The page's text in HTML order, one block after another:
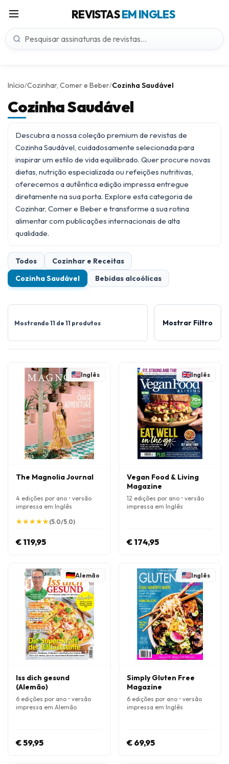
REVISTASEM INGLES
Início/Cozinhar, Comer e Beber/Cozinha Saudável
Cozinha Saudável
Descubra a nossa coleção premium de revistas de
Cozinha Saudável, cuidadosamente selecionada para
inspirar um estilo de vida equilibrado. Quer procure novas
dietas, nutrição especializada ou refeições nutritivas,
oferecemos a autêntica edição impressa entregue
diretamente na sua porta. Explore esta categoria de
Cozinhar, Comer e Bebere transforme a sua rotina
alimentar com publicações internacionais de alta
qualidade.
Todos
Cozinhar e Receitas
Cozinha Saudável
Bebidas alcoólicas
Mostrando 11 de 11 produtos Mostrar Filtro
Inglês
The Magnolia Journal
4 edições por ano • versão
impressa em Inglês
★
★★
★★
★★
★★
★(5.0/5.0)
€ 119,95
Inglês
Vegan Food & Living
Magazine
12 edições por ano • versão
impressa em Inglês
€ 174,95
Alemão
Iss dich gesund
(Alemão)
6 edições por ano • versão
impressa em Alemão
€ 59,95
Inglês
Simply Gluten Free
Magazine
6 edições por ano • versão
impressa em Inglês
€ 69,95